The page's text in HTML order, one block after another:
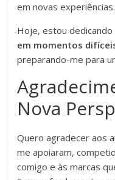
em novas experiências.
Hoje, estou
em momentos
preparando-me para
Nova
Quero agradecer aos
me apoiaram,
comigo e às marcas